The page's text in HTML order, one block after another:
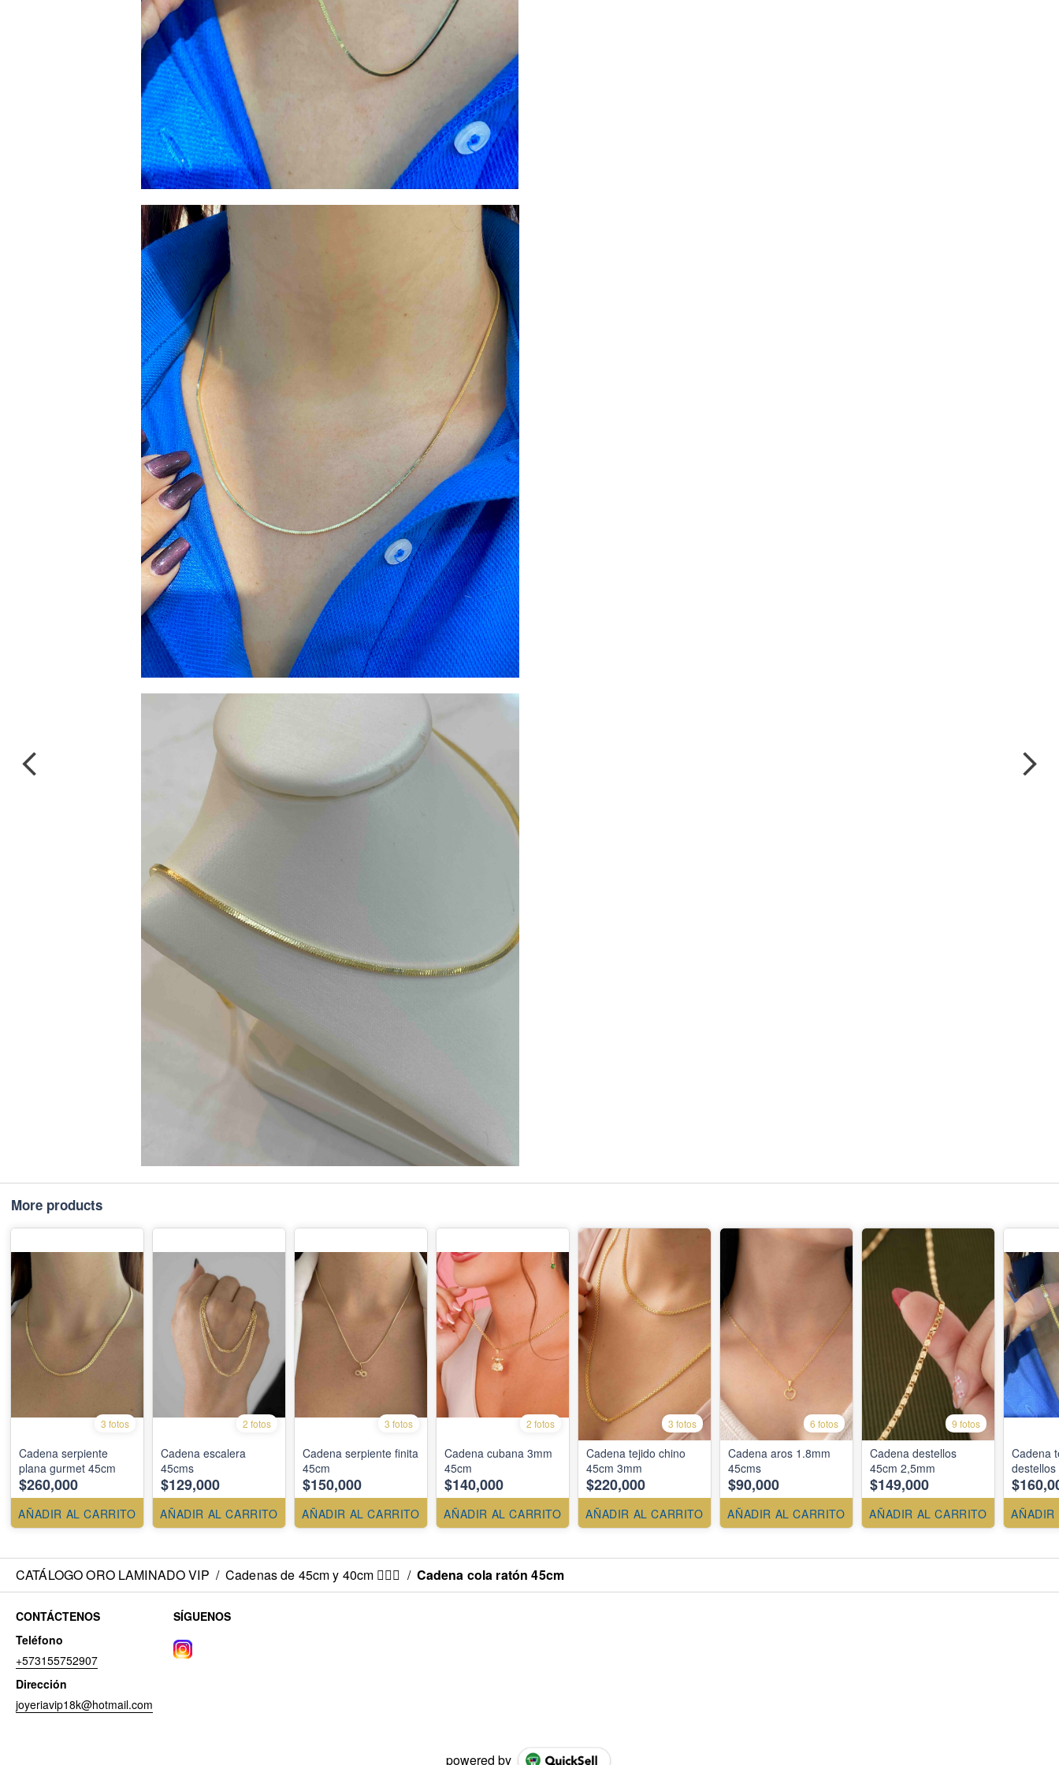
More products
3 fotos
Cadena serpiente
plana gurmet 45cm
$260,000
AÑADIR AL CARRITO
2 fotos
Cadena escalera
45cms
$129,000
AÑADIR AL CARRITO
3 fotos
Cadena serpiente finita
45cm
$150,000
AÑADIR AL CARRITO
2 fotos
Cadena cubana 3mm
45cm
$140,000
AÑADIR AL CARRITO
3 fotos
Cadena tejido chino
45cm 3mm
$220,000
AÑADIR AL CARRITO
6 fotos
Cadena aros 1.8mm
45cms
$90,000
AÑADIR AL CARRITO
9 fotos
Cadena destellos
45cm 2,5mm
$149,000
AÑADIR AL CARRITO
Cadena
AÑADIR
CATÁLOGO ORO LAMINADO VIP / Cadenas de 45cm y 40cm 💁🏻‍♀️ / Cadena cola ratón 45cm
CONTÁCTENOS
Teléfono
+573155752907
Dirección
joyeriavip18k@hotmail.com
SÍGUENOS
powered by